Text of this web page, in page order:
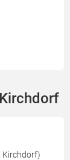
Kirchdorf)